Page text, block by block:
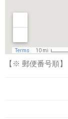
【※ 郵便番号順】